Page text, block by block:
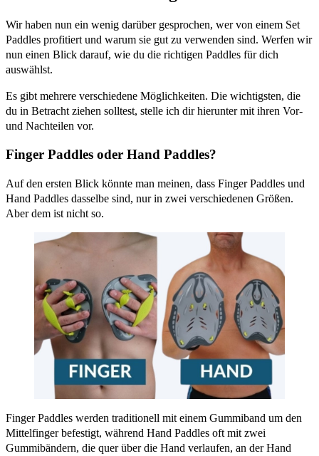
Wir haben nun ein wenig darüber gesprochen, wer von einem Set
Paddles profitiert und warum sie gut zu verwenden sind. Werfen wir
nun einen Blick darauf, wie du die richtigen Paddles für dich
auswählst.
Es gibt mehrere verschiedene Möglichkeiten. Die wichtigsten, die
du in Betracht ziehen solltest, stelle ich dir hierunter mit ihren Vor-
und Nachteilen vor.
Finger Paddles oder Hand Paddles?
Auf den ersten Blick könnte man meinen, dass Finger Paddles und
Hand Paddles dasselbe sind, nur in zwei verschiedenen Größen.
Aber dem ist nicht so.
Finger Paddles werden traditionell mit einem Gummiband um den
Mittelfinger befestigt, während Hand Paddles oft mit zwei
Gummibändern, die quer über die Hand verlaufen, an der Hand